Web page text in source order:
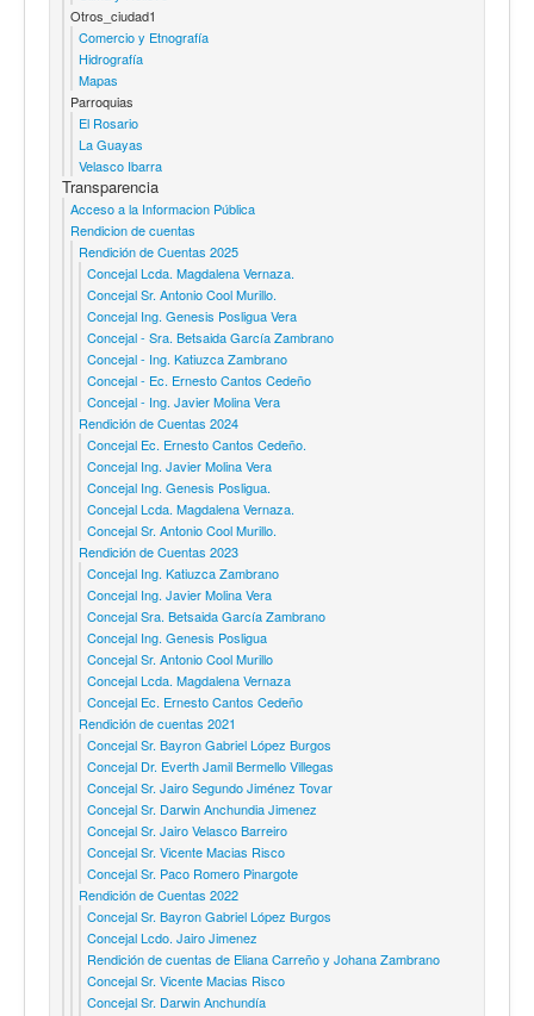
Otros_ciudad1
Comercio y Etnografía
Hidrografía
Mapas
Parroquias
El Rosario
La Guayas
Velasco Ibarra
Transparencia
Acceso a la Informacion Pública
Rendicion de cuentas
Rendición de Cuentas 2025
Concejal Lcda. Magdalena Vernaza.
Concejal Sr. Antonio Cool Murillo.
Concejal Ing. Genesis Posligua Vera
Concejal - Sra. Betsaida García Zambrano
Concejal - Ing. Katiuzca Zambrano
Concejal - Ec. Ernesto Cantos Cedeño
Concejal - Ing. Javier Molina Vera
Rendición de Cuentas 2024
Concejal Ec. Ernesto Cantos Cedeño.
Concejal Ing. Javier Molina Vera
Concejal Ing. Genesis Posligua.
Concejal Lcda. Magdalena Vernaza.
Concejal Sr. Antonio Cool Murillo.
Rendición de Cuentas 2023
Concejal Ing. Katiuzca Zambrano
Concejal Ing. Javier Molina Vera
Concejal Sra. Betsaida García Zambrano
Concejal Ing. Genesis Posligua
Concejal Sr. Antonio Cool Murillo
Concejal Lcda. Magdalena Vernaza
Concejal Ec. Ernesto Cantos Cedeño
Rendición de cuentas 2021
Concejal Sr. Bayron Gabriel López Burgos
Concejal Dr. Everth Jamil Bermello Villegas
Concejal Sr. Jairo Segundo Jiménez Tovar
Concejal Sr. Darwin Anchundia Jimenez
Concejal Sr. Jairo Velasco Barreiro
Concejal Sr. Vicente Macias Risco
Concejal Sr. Paco Romero Pinargote
Rendición de Cuentas 2022
Concejal Sr. Bayron Gabriel López Burgos
Concejal Lcdo. Jairo Jimenez
Rendición de cuentas de Eliana Carreño y Johana Zambrano
Concejal Sr. Vicente Macias Risco
Concejal Sr. Darwin Anchundía